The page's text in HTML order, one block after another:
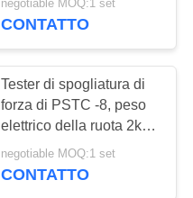
del film per plastica
negotiable MOQ:1 set
CONTATTO
Tester di spogliatura di
forza di PSTC -8, peso
elettrico della ruota 2kg
della macchina della
prova di adesione
negotiable MOQ:1 set
CONTATTO